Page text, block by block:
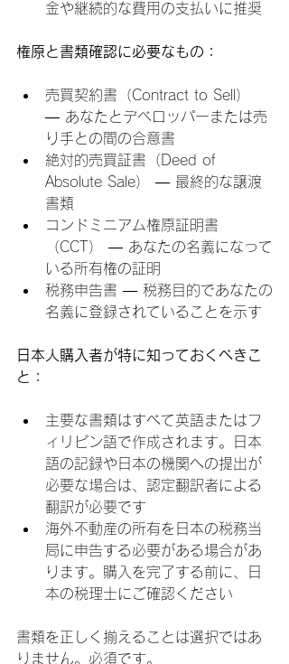
金や継続的な費用の支払いに推奨
権原と書類確認に必要なもの：
売買契約書（Contract to Sell）
— あなたとデベロッパーまたは売
り手との間の合意書
絶対的売買証書（Deed of
Absolute Sale） — 最終的な譲渡
書類
コンドミニアム権原証明書
（CCT） — あなたの名義になって
いる所有権の証明
税務申告書 — 税務目的であなたの
名義に登録されていることを示す
日本人購入者が特に知っておくべきこ
と：
主要な書類はすべて英語またはフ
ィリピン語で作成されます。日本
語の記録や日本の機関への提出が
必要な場合は、認定翻訳者による
翻訳が必要です
海外不動産の所有を日本の税務当
局に申告する必要がある場合があ
ります。購入を完了する前に、日
本の税理士にご確認ください
書類を正しく揃えることは選択ではあ
りません。必須です。